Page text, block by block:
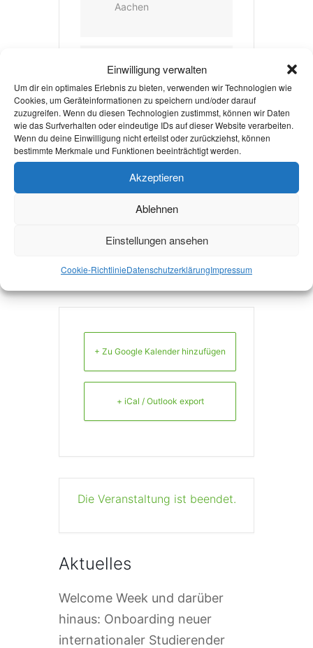
Einwilligung verwalten
Um dir ein optimales Erlebnis zu bieten, verwenden wir Technologien wie
Cookies, um Geräteinformationen zu speichern und/oder darauf
zuzugreifen. Wenn du diesen Technologien zustimmst, können wir Daten
wie das Surfverhalten oder eindeutige IDs auf dieser Website verarbeiten.
Wenn du deine Einwilligung nicht erteilst oder zurückziehst, können
bestimmte Merkmale und Funktionen beeinträchtigt werden.
Akzeptieren
Ablehnen
Einstellungen ansehen
Cookie-RichtlinieDatenschutzerklärungImpressum
Aachen
VERANSTALTER
OECHERLAB DER
STADT AACHEN
E-MAIL
oecherlab@mail.aache
Weiterlesen
+ Zu Google Kalender hinzufügen
+ iCal / Outlook export
Die Veranstaltung ist beendet.
Aktuelles
Welcome Week und darüber
hinaus: Onboarding neuer
internationaler Studierender